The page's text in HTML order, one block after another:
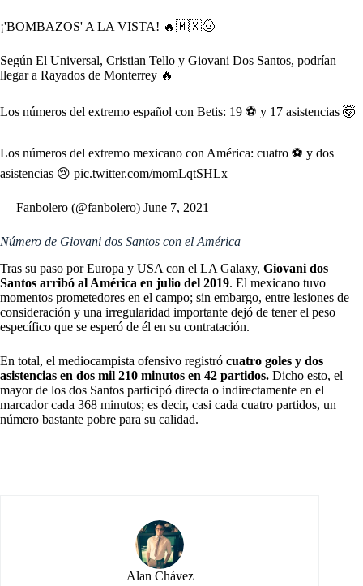
¡'BOMBAZOS' A LA VISTA! 🔥🇲🇽🤠
Según El Universal, Cristian Tello y Giovani Dos Santos, podrían
llegar a Rayados de Monterrey 🔥
Los números del extremo español con Betis: 19 ⚽ y 17 asistencias 🤯
Los números del extremo mexicano con América: cuatro ⚽ y dos
asistencias 😢 pic.twitter.com/momLqtSHLx
— Fanbolero (@fanbolero) June 7, 2021
Número de Giovani dos Santos con el América
Tras su paso por Europa y USA con el LA Galaxy, Giovani dos
Santos arribó al América en julio del 2019. El mexicano tuvo
momentos prometedores en el campo; sin embargo, entre lesiones de
consideración y una irregularidad importante dejó de tener el peso
específico que se esperó de él en su contratación.
En total, el mediocampista ofensivo registró cuatro goles y dos
asistencias en dos mil 210 minutos en 42 partidos. Dicho esto, el
mayor de los dos Santos participó directa o indirectamente en el
marcador cada 368 minutos; es decir, casi cada cuatro partidos, un
número bastante pobre para su calidad.
Alan Chávez